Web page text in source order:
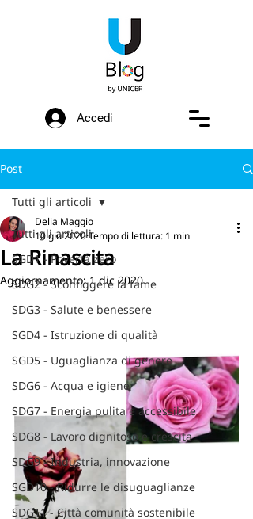
Accedi
Post
Tutti gli articoli
SGD1 - Povertà zero
SDG2 - Sconfiggere la fame
SDG3 - Salute e benessere
SGD4 - Istruzione di qualità
SGD5 - Uguaglianza di genere
SDG6 - Acqua e igiene
SDG7 - Energia pulita e accessibile
SDG8 - Lavoro dignitoso e crescita
SDG9 - Industria, innovazione
SGD10 - Ridurre le disuguaglianze
SDG11 - Città comunità sostenibile
Tutti gli articoli
La Rinascita
Delia Maggio
10 giu 2020Tempo di lettura: 1 min
Aggiornamento:1 dic 2020